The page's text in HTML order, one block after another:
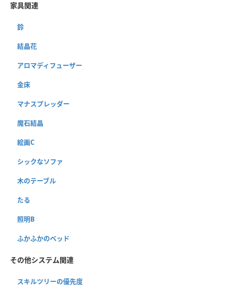
家具関連
鈴
結晶花
アロマディフューザー
金床
マナスプレッダー
魔石結晶
絵画C
シックなソファ
木のテーブル
たる
照明B
ふかふかのベッド
その他システム関連
スキルツリーの優先度